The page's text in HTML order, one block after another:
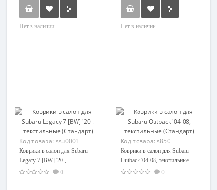
Нет в наличии Нет в наличии
Код товара: ssu0001
Коврики в салон для Subaru
Legacy 7 [BW] '20-,
текстильные (Стандарт)
0
Код товара: s850
Коврики в салон для Subaru
Outback '04-08, текстильные
(Стандарт)
0